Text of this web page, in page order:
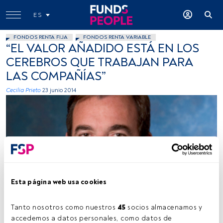
Esta página web usa cookies
Tanto nosotros como nuestros 45 socios almacenamos y
accedemos a datos personales, como datos de
ES
FONDOS RENTA FIJA FONDOS RENTA VARIABLE
“EL VALOR AÑADIDO ESTÁ EN LOS
CEREBROS QUE TRABAJAN PARA
LAS COMPAÑÍAS”
Cecilia Prieto 23 junio 2014
Foto cedida
Tiempo lectura: 5 min.